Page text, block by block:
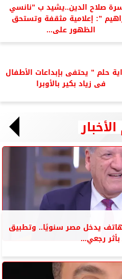
صلاح الدين..يشيد ب ”نانسي
”: إعلامية مثقفة وتستحق
الظهور على...
حلم ” يحتفى بإبداعات الأطفال
فى زياد بكير بالأوبرا
يدخل مصر سنويًا.. وتطبيق
بأثر رجعي...